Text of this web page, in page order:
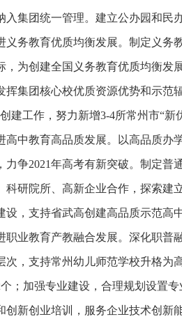
入集团统一管理。建立公办园和民
义务教育优质均衡发展。制定义务
，为创建全国义务教育优质均衡发
挥集团核心校优质资源优势和示范
建工作，努力新增3-4所常州市“新
高中教育高品质发展。以高品质办
力争2021年高考有新突破。制定
科研院所、高新企业合作，探索建
设，支持省武高创建高品质示范高
职业教育产教融合发展。深化职普
次，支持常州幼儿师范学校升格为
；加强专业建设，合理规划设置
创新创业培训，服务企业技术创新